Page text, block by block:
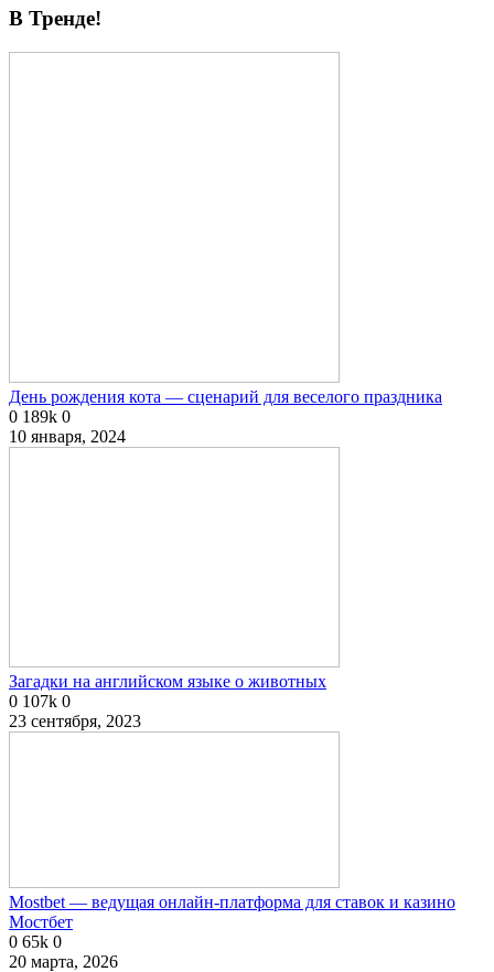
В Тренде!
День рождения кота — сценарий для веселого праздника
0 189k 0
10 января, 2024
Загадки на английском языке о животных
0 107k 0
23 сентября, 2023
Mostbet — ведущая онлайн-платформа для ставок и казино
Мостбет
0 65k 0
20 марта, 2026